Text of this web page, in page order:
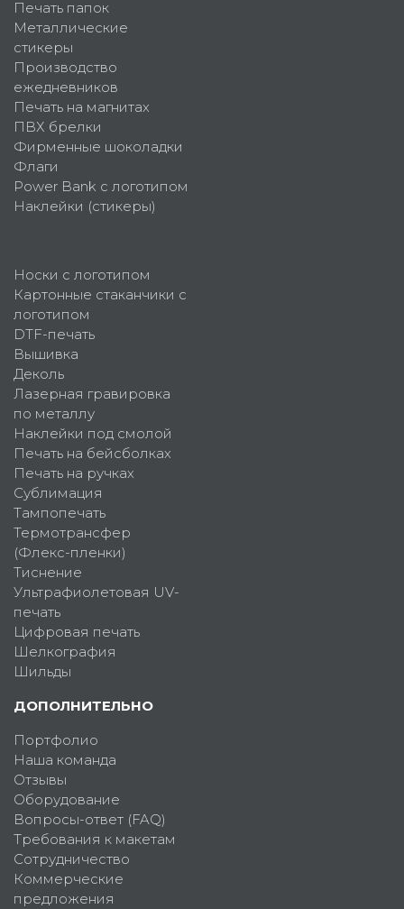
Печать папок
Металлические
стикеры
Производство
ежедневников
Печать на магнитах
ПВХ брелки
Фирменные шоколадки
Флаги
Power Bank с логотипом
Наклейки (стикеры)
Носки с логотипом
Картонные стаканчики с
логотипом
DTF-печать
Вышивка
Деколь
Лазерная гравировка
по металлу
Наклейки под смолой
Печать на бейсболках
Печать на ручках
Сублимация
Тампопечать
Термотрансфер
(Флекс-пленки)
Тиснение
Ультрафиолетовая UV-
печать
Цифровая печать
Шелкография
Шильды
ДОПОЛНИТЕЛЬНО
Портфолио
Наша команда
Отзывы
Оборудование
Вопросы-ответ (FAQ)
Требования к макетам
Сотрудничество
Коммерческие
предложения